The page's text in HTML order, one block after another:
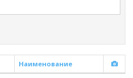
Наименование